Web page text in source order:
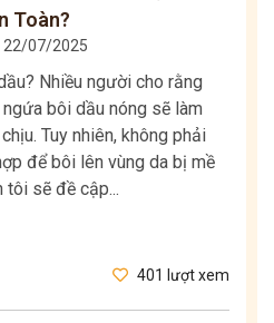
Toàn?
22/07/2025
Nhiều người cho rằng
bôi dầu nóng sẽ làm
Tuy nhiên, không phải
để bôi lên vùng da bị mề
tôi sẽ đề cập...
401 lượt xem